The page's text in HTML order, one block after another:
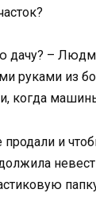
дачу? –
руками из
когда
продали и